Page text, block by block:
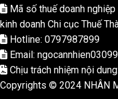
Mã số thuế doanh
kinh doanh Chi cục Thuế
Hotline: 0797987899
Email:
Chịu trách nhiệm nội
Copyrights © 2024 NHÂN